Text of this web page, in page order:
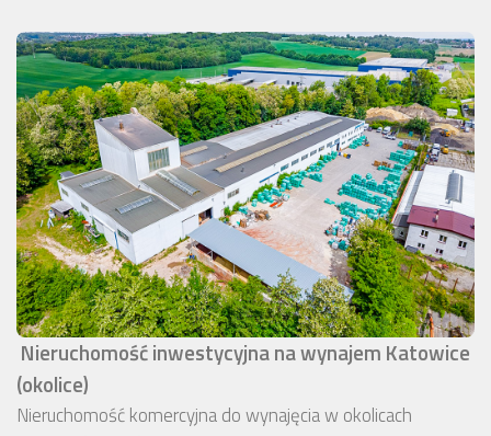
Nieruchomość inwestycyjna na wynajem Katowice
(okolice)
Nieruchomość komercyjna do wynajęcia w okolicach